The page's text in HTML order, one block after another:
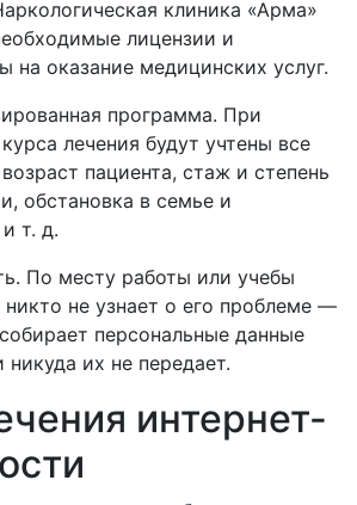
клиника «Арма»
лицензии и
на оказание медицинских услуг.
программа. При
лечения будут учтены все
пациента, стаж и степень
обстановка в семье и
т. д.
По месту работы или учебы
никто не узнает о его проблеме —
персональные данные
никуда их не передает.
интернет-